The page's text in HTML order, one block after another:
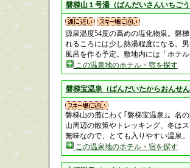
磐梯山１号湯（ばんだいさんいちごう
源泉温度54度の高めの塩化物泉。磐
れるころには少し熱湯程度になる。
風呂を作る予定。敷地内には「ホテ
この温泉地のホテル・宿を探す
磐梯宝温泉（ばんだいたからおんせん
磐梯山の麓にわく｢磐梯宝温泉｣。名
山周辺の散策やトレッキング、冬は
無味なので、とても入りやすい温泉。
この温泉地のホテル・宿を探す